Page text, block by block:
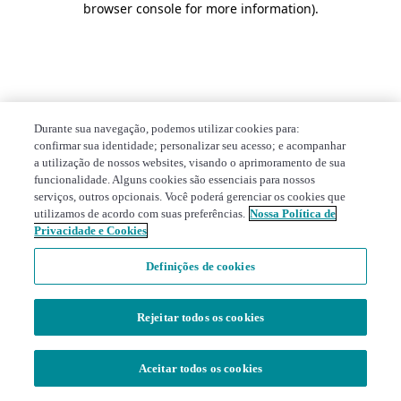
browser console for more information).
Durante sua navegação, podemos utilizar cookies para:
confirmar sua identidade; personalizar seu acesso; e acompanhar
a utilização de nossos websites, visando o aprimoramento de sua
funcionalidade. Alguns cookies são essenciais para nossos
serviços, outros opcionais. Você poderá gerenciar os cookies que
utilizamos de acordo com suas preferências. Nossa Política de
Privacidade e Cookies
Definições de cookies
Rejeitar todos os cookies
Aceitar todos os cookies